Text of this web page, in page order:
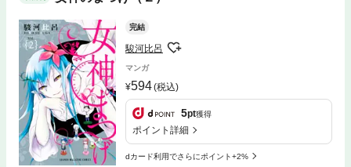
完結
駿河比呂
マンガ
594(税込)
5pt獲得
ポイント詳細
dカード利用でさらにポイント+2%